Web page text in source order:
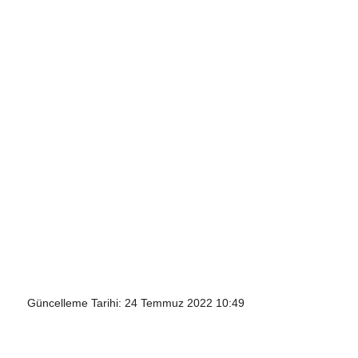
Güncelleme Tarihi: 24 Temmuz 2022 10:49